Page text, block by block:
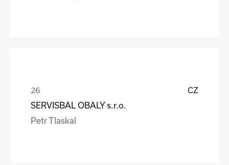
CZ
SERVISBAL OBALY s.r.o.
Petr Tlaskal